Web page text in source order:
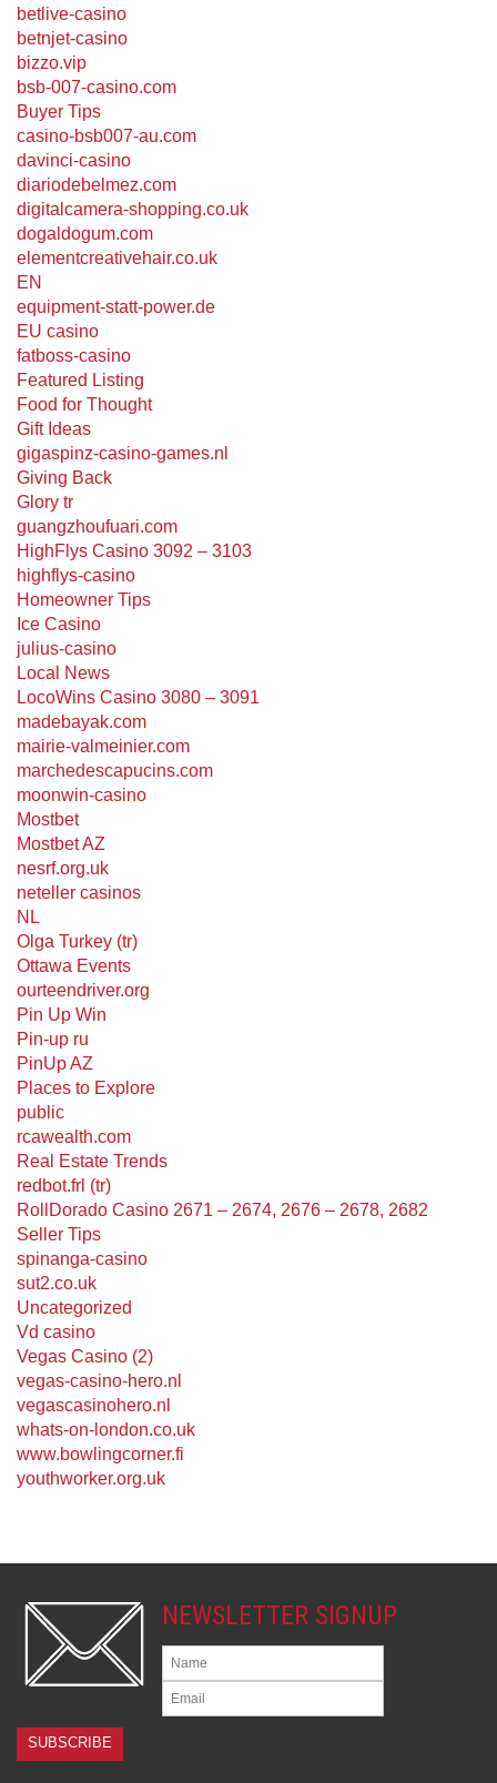
betlive-casino
betnjet-casino
bizzo.vip
bsb-007-casino.com
Buyer Tips
casino-bsb007-au.com
davinci-casino
diariodebelmez.com
digitalcamera-shopping.co.uk
dogaldogum.com
elementcreativehair.co.uk
EN
equipment-statt-power.de
EU casino
fatboss-casino
Featured Listing
Food for Thought
Gift Ideas
gigaspinz-casino-games.nl
Giving Back
Glory tr
guangzhoufuari.com
HighFlys Casino 3092 – 3103
highflys-casino
Homeowner Tips
Ice Casino
julius-casino
Local News
LocoWins Casino 3080 – 3091
madebayak.com
mairie-valmeinier.com
marchedescapucins.com
moonwin-casino
Mostbet
Mostbet AZ
nesrf.org.uk
neteller casinos
NL
Olga Turkey (tr)
Ottawa Events
ourteendriver.org
Pin Up Win
Pin-up ru
PinUp AZ
Places to Explore
public
rcawealth.com
Real Estate Trends
redbot.frl (tr)
RollDorado Casino 2671 – 2674, 2676 – 2678, 2682
Seller Tips
spinanga-casino
sut2.co.uk
Uncategorized
Vd casino
Vegas Casino (2)
vegas-casino-hero.nl
vegascasinohero.nl
whats-on-london.co.uk
www.bowlingcorner.fi
youthworker.org.uk
NEWSLETTER SIGNUP